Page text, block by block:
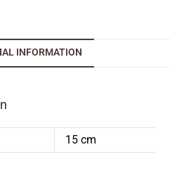
INFORMATION
15 cm